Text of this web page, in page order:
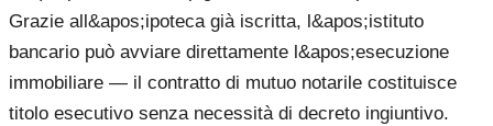
Grazie all&apos;ipoteca già iscritta, l&apos;istituto
bancario può avviare direttamente l&apos;esecuzione
immobiliare — il contratto di mutuo notarile costituisce
titolo esecutivo senza necessità di decreto ingiuntivo.